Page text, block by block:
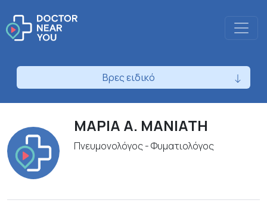
Βρες ειδικό
ΜΑΡΙΑ Α. ΜΑΝΙΑΤΗ
Πνευμονολόγος - Φυματιολόγος